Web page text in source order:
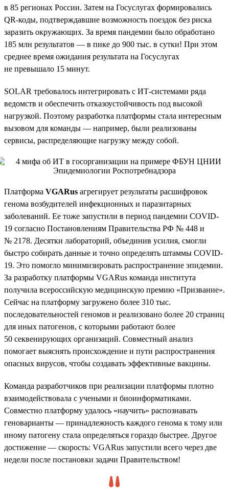
в 85 регионах России. Затем на Госуслугах формировались
QR-коды, подтверждавшие возможность поездок без риска
заразить окружающих. За время пандемии было обработано
185 млн результатов — в пике до 900 тыс. в сутки! При этом
среднее время ожидания результата на Госуслугах
не превышало 15 минут.
SOLAR требовалось интегрировать с ИТ-системами ряда
ведомств и обеспечить отказоустойчивость под высокой
нагрузкой. Поэтому разработка платформы стала интересным
вызовом для команды — например, были реализованы
сервисы, распределяющие нагрузку между собой.
Платформа VGARus агрегирует результаты расшифровок
генома возбудителей инфекционных и паразитарных
заболеваний. Ее тоже запустили в период пандемии COVID-
19 согласно Постановлениям Правительства РФ № 448 и
№ 2178. Десятки лабораторий, объединив усилия, смогли
быстро собирать данные и точно определять штаммы COVID-
19. Это помогло минимизировать распространение эпидемии.
За разработку платформы VGARus команда института
получила всероссийскую медицинскую премию «Призвание».
Сейчас на платформу загружено более 310 тыс.
последовательностей геномов и реализовано более 20 страниц
для иных патогенов, с которыми работают более
50 секвенирующих организаций. Совместный анализ
помогает выяснять происхождение и пути распространения
опасных вирусов, чтобы создавать эффективные вакцины.
Команда разработчиков при реализации платформы плотно
взаимодействовала с учеными и биоинформатиками.
Совместно платформу удалось «научить» распознавать
геноварианты — принадлежность каждого генома к тому или
иному патогену стала определяться гораздо быстрее. Другое
достижение — скорость: VGARus запустили всего через две
недели после постановки задачи Правительством!